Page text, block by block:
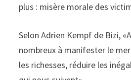
plus : misère morale des
Selon Adrien Kempf de Bizi,
nombreux à manifester le
les richesses, réduire les